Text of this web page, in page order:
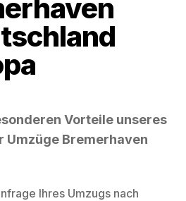
Vorteile unseres
Umzüge Bremerhaven
Ihres Umzugs nach